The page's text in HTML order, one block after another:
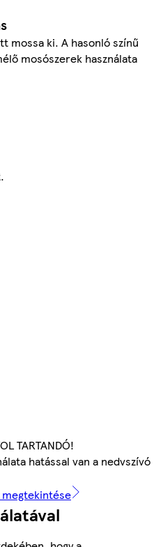
mossa ki. A hasonló színű
mosószerek használata
TARTANDÓ!
hatással van a nedvszívó